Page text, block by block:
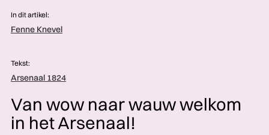
In dit artikel:
Fenne Knevel
Tekst:
Arsenaal 1824
Van wow naar wauw welkom
in het Arsenaal!